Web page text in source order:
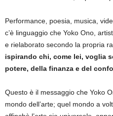
Performance, poesia, musica,
c’è linguaggio che Yoko Ono,
e rielaborato secondo la propria
ispirando chi, come lei, voglia
potere, della finanza e del
Questo è il messaggio che Yoko
mondo dell’arte; quel mondo a